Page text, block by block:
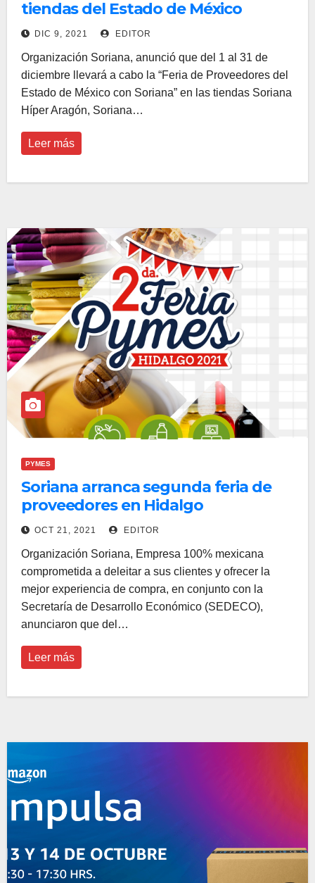
tiendas del Estado de México
DIC 9, 2021 EDITOR
Organización Soriana, anunció que del 1 al 31 de
diciembre llevará a cabo la “Feria de Proveedores del
Estado de México con Soriana” en las tiendas Soriana
Híper Aragón, Soriana…
Leer más
PYMES
Soriana arranca segunda feria de
proveedores en Hidalgo
OCT 21, 2021 EDITOR
Organización Soriana, Empresa 100% mexicana
comprometida a deleitar a sus clientes y ofrecer la
mejor experiencia de compra, en conjunto con la
Secretaría de Desarrollo Económico (SEDECO),
anunciaron que del…
Leer más